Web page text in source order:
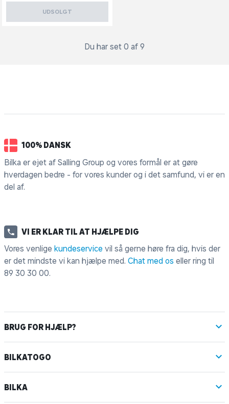
UDSOLGT
Du har set 0 af 9
100% DANSK
Bilka er ejet af Salling Group og vores formål er at gøre
hverdagen bedre - for vores kunder og i det samfund, vi er en
del af.
VI ER KLAR TIL AT HJÆLPE DIG
Vores venlige kundeservice vil så gerne høre fra dig, hvis der
er det mindste vi kan hjælpe med. Chat med os eller ring til
89 30 30 00.
BRUG FOR HJÆLP?
BILKATOGO
BILKA